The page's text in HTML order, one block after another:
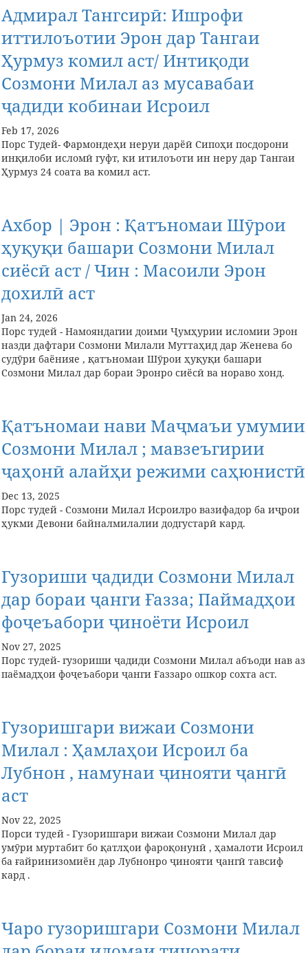
Адмирал Тангсирӣ: Ишрофи
иттилоъотии Эрон дар Тангаи
Ҳурмуз комил аст/ Интиқоди
Созмони Милал аз мусавабаи
ҷадиди кобинаи Исроил
Feb 17, 2026
Порс Тудей- Фармондеҳи неруи дарёӣ Сипоҳи посдорони
инқилоби исломӣ гуфт, ки итилоъоти ин неру дар Тангаи
Ҳурмуз 24 соата ва комил аст.
Ахбор | Эрон : Қатъномаи Шӯрои
ҳуқуқи башари Созмони Милал
сиёсӣ аст / Чин : Масоили Эрон
дохилӣ аст
Jan 24, 2026
Порс тудей - Намояндагии доими Ҷумҳурии исломии Эрон
назди дафтари Созмони Милали Муттаҳид дар Женева бо
судӯри баёнияе , қатъномаи Шӯрои ҳуқуқи башари
Созмони Милал дар бораи Эронро сиёсӣ ва нораво хонд.
Қатъномаи нави Маҷмаъи умумии
Созмони Милал ; мавзеъгирии
ҷаҳонӣ алайҳи режими саҳюнистӣ
Dec 13, 2025
Порс тудей - Созмони Милал Исроилро вазифадор ба иҷрои
ҳукми Девони байналмилалии додгустарӣ кард.
Гузориши ҷадиди Созмони Милал
дар бораи ҷанги Ғазза; Паймадҳои
фоҷеъабори ҷиноёти Исроил
Nov 27, 2025
Порс тудей- гузориши ҷадиди Созмони Милал абъоди нав аз
паёмадҳои фоҷеъабори ҷанги Ғаззаро ошкор сохта аст.
Гузоришгари вижаи Созмони
Милал : Ҳамлаҳои Исроил ба
Лубнон , намунаи ҷинояти ҷангӣ
аст
Nov 22, 2025
Порси тудей - Гузоришгари вижаи Созмони Милал дар
умӯри муртабит бо қатлҳои фароқонунӣ , ҳамалоти Исроил
ба ғайринизомиён дар Лубнонро ҷинояти ҷангӣ тавсиф
кард .
Чаро гузоришгари Созмони Милал